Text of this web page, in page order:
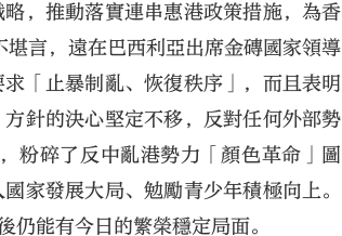
，推動落實連串惠港政策措施，為香
言，遠在巴西利亞出席金磚國家領導
「止暴制亂、恢復秩序」，而且表明
針的決心堅定不移，反對任何外部勢
粉碎了反中亂港勢力「顏色革命」圖
家發展大局、勉勵青少年積極向上。
能有今日的繁榮穩定局面。